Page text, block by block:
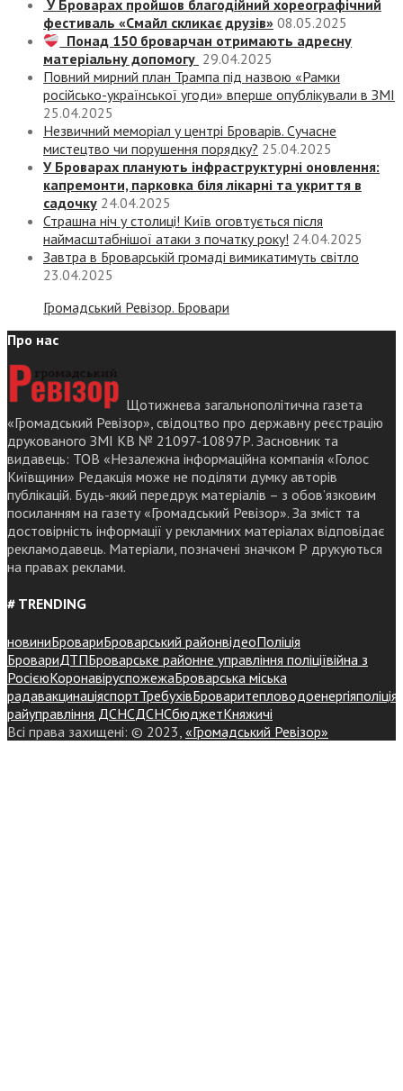
У Броварах пройшов благодійний хореографічний
фестиваль «Смайл скликає друзів» 08.05.2025
Понад 150 броварчан отримають адресну
матеріальну допомогу 29.04.2025
Повний мирний план Трампа під назвою «‎Рамки
російсько-української угоди» вперше опублікували в ЗМІ
25.04.2025
Незвичний меморіал у центрі Броварів. Сучасне
мистецтво чи порушення порядку? 25.04.2025
У Броварах планують інфраструктурні оновлення:
капремонти, парковка біля лікарні та укриття в
садочку 24.04.2025
Страшна ніч у столиці! Київ оговтується після
наймасштабнішої атаки з початку року! 24.04.2025
Завтра в Броварській громаді вимикатимуть світло
23.04.2025
Громадський Ревізор. Бровари
Про нас
Щотижнева загальнополітична газета
«Громадський Ревізор», свідоцтво про державну реєстрацію
друкованого ЗМІ КВ № 21097-10897Р. Засновник та
видавець: ТОВ «Незалежна інформаційна компанія «Голос
Київщини» Редакція може не поділяти думку авторів
публікацій. Будь-який передрук матеріалів – з обов’язковим
посиланням на газету «Громадський Ревізор». За зміст та
достовірність інформації у рекламних матеріалах відповідає
рекламодавець. Матеріали, позначені значком Р друкуються
на правах реклами.
# TRENDING
новиниБровариБроварський районвідеоПоліція
БровариДТПБроварське районне управління поліціївійна з
РосієюКоронавіруспожежаБроварська міська
радавакцинаціяспортТребухівБроваритепловодоенергіяполіція
райуправління ДСНСДСНСбюджетКняжичі
Всі права захищені: © 2023, «Громадський Ревізор»